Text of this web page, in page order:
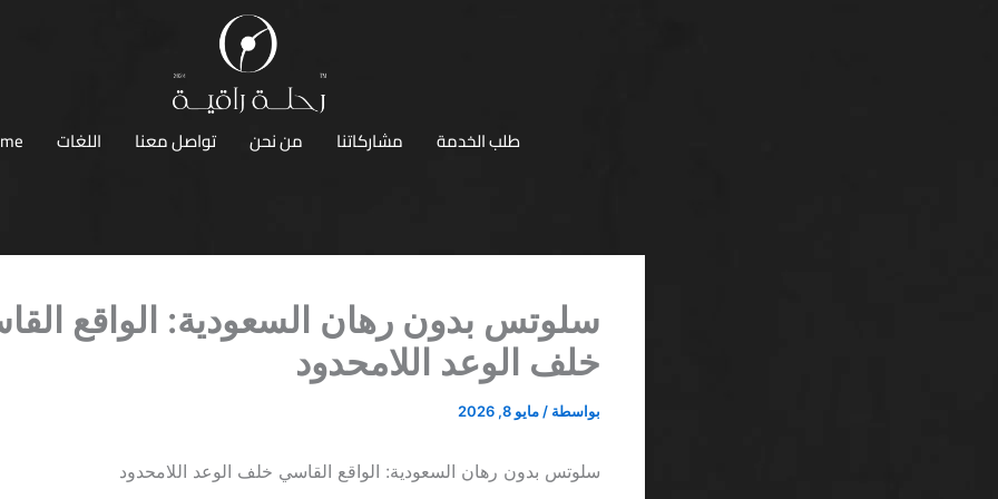
طلب الخدمة مشاركاتنا من نحن تواصل معنا اللغات
سلوتس بدون رهان السعودية: الواقع
خلف الوعد اللامحدود
بواسطة / مايو 8, 2026
سلوتس بدون رهان السعودية: الواقع القاسي خلف الوعد اللامحدود